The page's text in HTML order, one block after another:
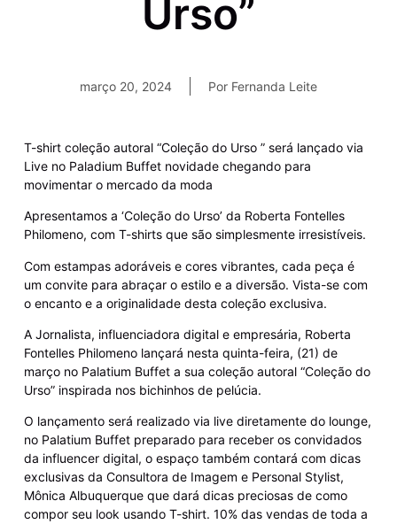
Urso”
março 20, 2024 Por Fernanda Leite
T-shirt coleção autoral “Coleção do Urso ” será lançado via
Live no Paladium Buffet novidade chegando para
movimentar o mercado da moda
Apresentamos a ‘Coleção do Urso’ da Roberta Fontelles
Philomeno, com T-shirts que são simplesmente irresistíveis.
Com estampas adoráveis e cores vibrantes, cada peça é
um convite para abraçar o estilo e a diversão. Vista-se com
o encanto e a originalidade desta coleção exclusiva.
A Jornalista, influenciadora digital e empresária, Roberta
Fontelles Philomeno lançará nesta quinta-feira, (21) de
março no Palatium Buffet a sua coleção autoral “Coleção do
Urso” inspirada nos bichinhos de pelúcia.
O lançamento será realizado via live diretamente do lounge,
no Palatium Buffet preparado para receber os convidados
da influencer digital, o espaço também contará com dicas
exclusivas da Consultora de Imagem e Personal Stylist,
Mônica Albuquerque que dará dicas preciosas de como
compor seu look usando T-shirt. 10% das vendas de toda a